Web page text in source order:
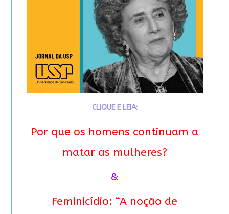
CLIQUE E LEIA:
Por que os homens continuam a
matar as mulheres?
&
Feminicídio: “A noção de